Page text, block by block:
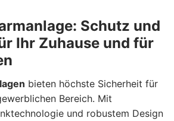
Schutz und
Ihr Zuhause und für
bieten höchste Sicherheit für
Bereich. Mit
und robustem Design